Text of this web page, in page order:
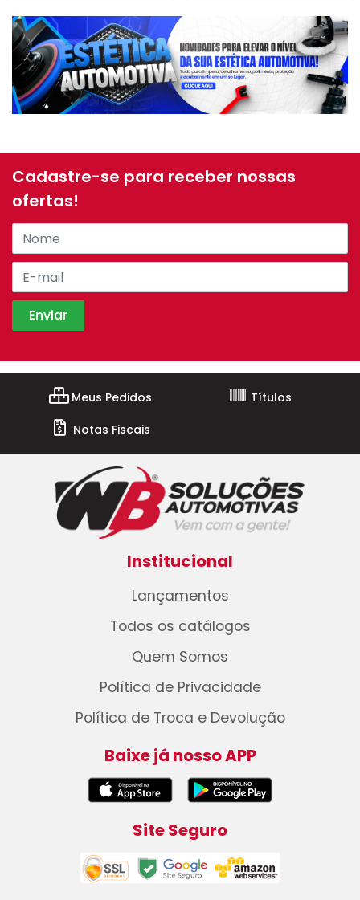
Cadastre-se para receber nossas
ofertas!
Meus Pedidos
Títulos
Notas Fiscais
Institucional
Lançamentos
Todos os catálogos
Quem Somos
Política de Privacidade
Política de Troca e Devolução
Baixe já nosso APP
Site Seguro